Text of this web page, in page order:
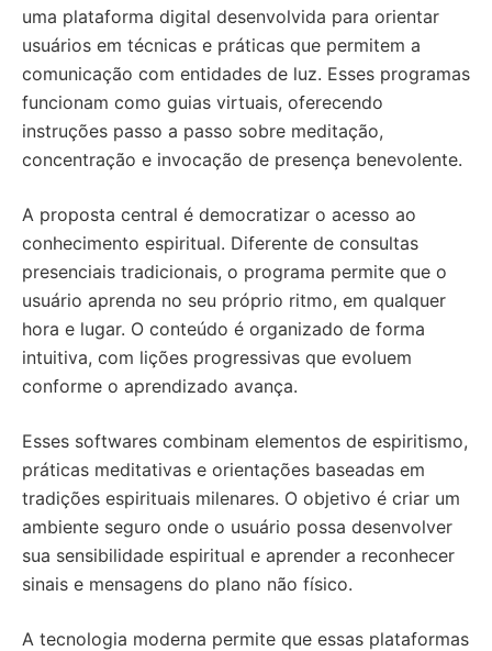
uma plataforma digital desenvolvida para orientar
usuários em técnicas e práticas que permitem a
comunicação com entidades de luz. Esses programas
funcionam como guias virtuais, oferecendo
instruções passo a passo sobre meditação,
concentração e invocação de presença benevolente.
A proposta central é democratizar o acesso ao
conhecimento espiritual. Diferente de consultas
presenciais tradicionais, o programa permite que o
usuário aprenda no seu próprio ritmo, em qualquer
hora e lugar. O conteúdo é organizado de forma
intuitiva, com lições progressivas que evoluem
conforme o aprendizado avança.
Esses softwares combinam elementos de espiritismo,
práticas meditativas e orientações baseadas em
tradições espirituais milenares. O objetivo é criar um
ambiente seguro onde o usuário possa desenvolver
sua sensibilidade espiritual e aprender a reconhecer
sinais e mensagens do plano não físico.
A tecnologia moderna permite que essas plataformas